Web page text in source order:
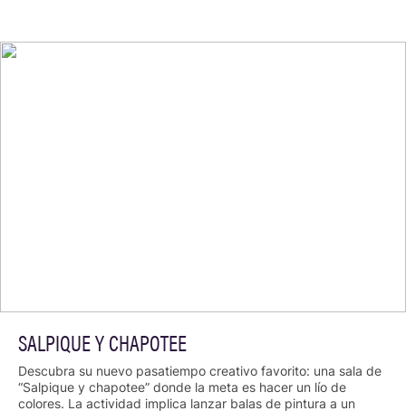
SALPIQUE Y CHAPOTEE
Descubra su nuevo pasatiempo creativo favorito: una sala de
“Salpique y chapotee” donde la meta es hacer un lío de
colores. La actividad implica lanzar balas de pintura a un